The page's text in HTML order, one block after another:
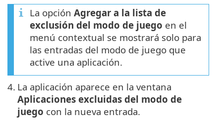
La opción Agregar a la lista de
exclusión del modo de juego en el
menú contextual se mostrará solo para
las entradas del modo de juego que
active una aplicación.
4. La aplicación aparece en la ventana
Aplicaciones excluidas del modo de
juego con la nueva entrada.